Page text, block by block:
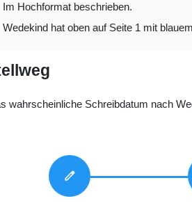
Im Hochformat beschrieben.
Wedekind hat oben auf Seite 1 mit
wahrscheinliche Schreibdatum nach
edit